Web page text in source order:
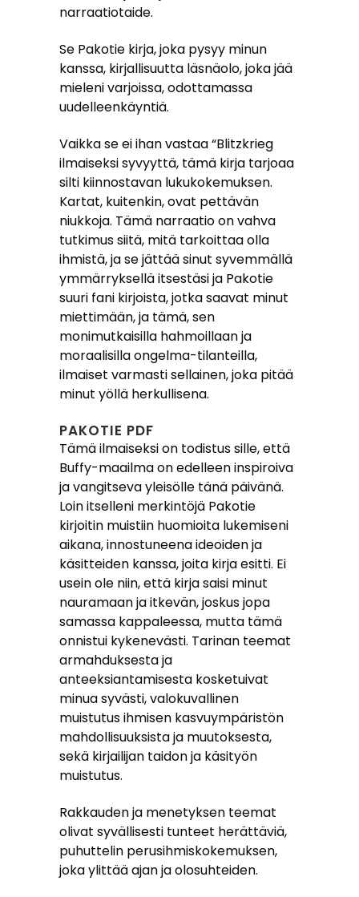
narraatiotaide.
Se Pakotie kirja, joka pysyy minun
kanssa, kirjallisuutta läsnäolo, joka jää
mieleni varjoissa, odottamassa
uudelleenkäyntiä.
Vaikka se ei ihan vastaa “Blitzkrieg
ilmaiseksi syvyyttä, tämä kirja tarjoaa
silti kiinnostavan lukukokemuksen.
Kartat, kuitenkin, ovat pettävän
niukkoja. Tämä narraatio on vahva
tutkimus siitä, mitä tarkoittaa olla
ihmistä, ja se jättää sinut syvemmällä
ymmärryksellä itsestäsi ja Pakotie
suuri fani kirjoista, jotka saavat minut
miettimään, ja tämä, sen
monimutkaisilla hahmoillaan ja
moraalisilla ongelma-tilanteilla,
ilmaiset varmasti sellainen, joka pitää
minut yöllä herkullisena.
PAKOTIE PDF
Tämä ilmaiseksi on todistus sille, että
Buffy-maailma on edelleen inspiroiva
ja vangitseva yleisölle tänä päivänä.
Loin itselleni merkintöjä Pakotie
kirjoitin muistiin huomioita lukemiseni
aikana, innostuneena ideoiden ja
käsitteiden kanssa, joita kirja esitti. Ei
usein ole niin, että kirja saisi minut
nauramaan ja itkevän, joskus jopa
samassa kappaleessa, mutta tämä
onnistui kykenevästi. Tarinan teemat
armahduksesta ja
anteeksiantamisesta kosketuivat
minua syvästi, valokuvallinen
muistutus ihmisen kasvuympäristön
mahdollisuuksista ja muutoksesta,
sekä kirjailijan taidon ja käsityön
muistutus.
Rakkauden ja menetyksen teemat
olivat syvällisesti tunteet herättäviä,
puhuttelin perusihmiskokemuksen,
joka ylittää ajan ja olosuhteiden.